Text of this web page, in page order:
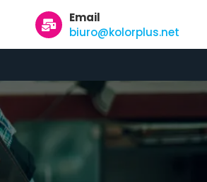
Email
biuro@kolorplus.net